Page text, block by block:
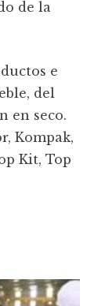
de la
e
del
en seco.
Kompak,
Kit, Top